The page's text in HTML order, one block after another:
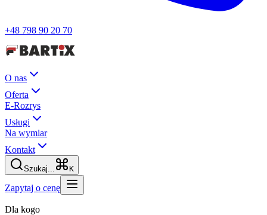
+48 798 90 20 70
O nas
Oferta
E-Rozrys
Usługi
Na wymiar
Kontakt
Szukaj... K
Zapytaj o cenę
Dla kogo